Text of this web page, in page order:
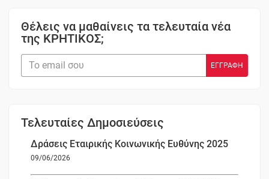
Θέλεις να μαθαίνεις τα τελευταία νέα
της ΚΡΗΤΙΚΟΣ;
Τελευταίες Δημοσιεύσεις
Δράσεις Εταιρικής Κοινωνικής Ευθύνης 2025
09/06/2026